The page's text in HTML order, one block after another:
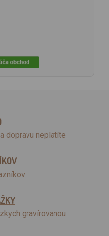
dopravu neplatíte
gravírovanou